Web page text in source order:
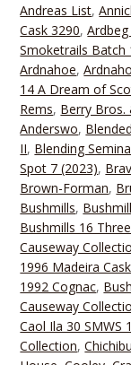
Andreas List,
Cask 3290,
Smoketrails Batch
Ardnahoe,
14 A Dream of
Rems, Berry Bros.
Anderswo,
II, Blending
Spot 7 (2023),
Brown-Forman,
Bushmills,
Bushmills 16
Causeway
1996 Madeira Cask
1992 Cognac,
Causeway
Caol Ila 30 SMWS
Collection,Chichibu